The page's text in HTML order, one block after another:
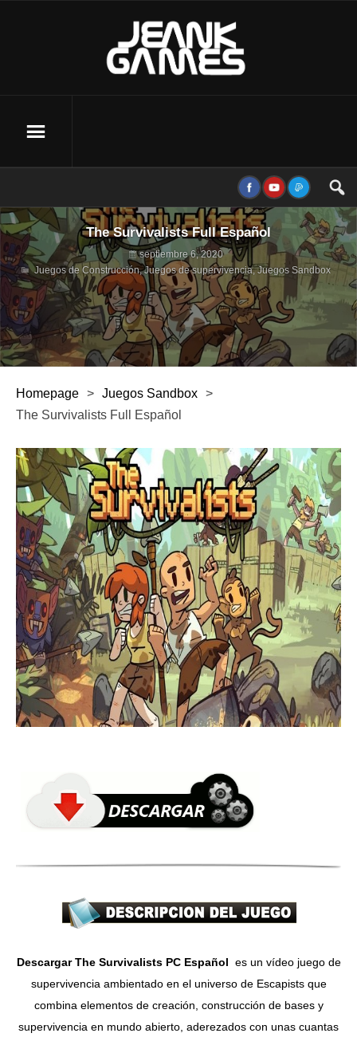
The Survivalists Full Español
septiembre 6, 2020
Juegos de Construcción,Juegos de supervivencia,Juegos Sandbox
Homepage > Juegos Sandbox >
The Survivalists Full Español
Descargar The Survivalists PC Español es un vídeo juego de
supervivencia ambientado en el universo de Escapists que
combina elementos de creación, construcción de bases y
supervivencia en mundo abierto, aderezados con unas cuantas